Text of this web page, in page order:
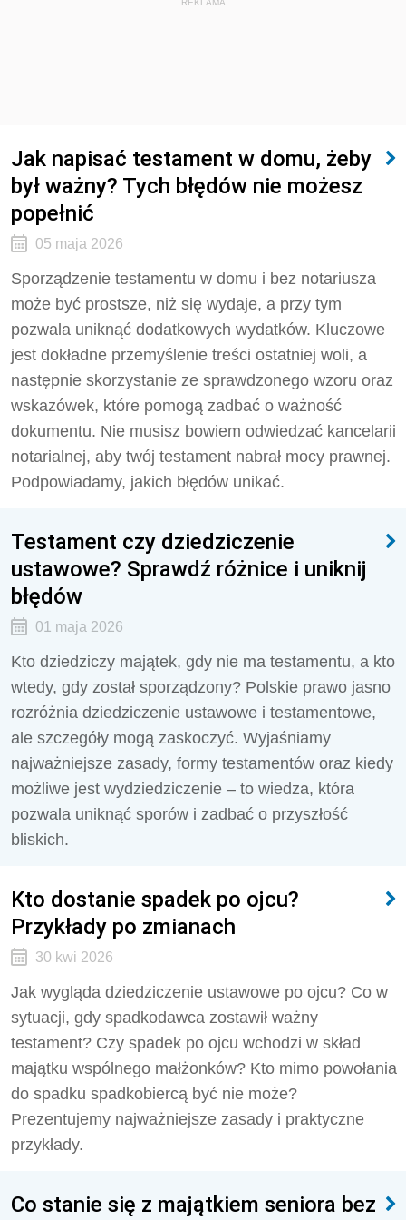
REKLAMA
Jak napisać testament w domu, żeby
był ważny? Tych błędów nie możesz
popełnić
05 maja 2026
Sporządzenie testamentu w domu i bez notariusza
może być prostsze, niż się wydaje, a przy tym
pozwala uniknąć dodatkowych wydatków. Kluczowe
jest dokładne przemyślenie treści ostatniej woli, a
następnie skorzystanie ze sprawdzonego wzoru oraz
wskazówek, które pomogą zadbać o ważność
dokumentu. Nie musisz bowiem odwiedzać kancelarii
notarialnej, aby twój testament nabrał mocy prawnej.
Podpowiadamy, jakich błędów unikać.
Testament czy dziedziczenie
ustawowe? Sprawdź różnice i uniknij
błędów
01 maja 2026
Kto dziedziczy majątek, gdy nie ma testamentu, a kto
wtedy, gdy został sporządzony? Polskie prawo jasno
rozróżnia dziedziczenie ustawowe i testamentowe,
ale szczegóły mogą zaskoczyć. Wyjaśniamy
najważniejsze zasady, formy testamentów oraz kiedy
możliwe jest wydziedziczenie – to wiedza, która
pozwala uniknąć sporów i zadbać o przyszłość
bliskich.
Kto dostanie spadek po ojcu?
Przykłady po zmianach
30 kwi 2026
Jak wygląda dziedziczenie ustawowe po ojcu? Co w
sytuacji, gdy spadkodawca zostawił ważny
testament? Czy spadek po ojcu wchodzi w skład
majątku wspólnego małżonków? Kto mimo powołania
do spadku spadkobiercą być nie może?
Prezentujemy najważniejsze zasady i praktyczne
przykłady.
Co stanie się z majątkiem seniora bez